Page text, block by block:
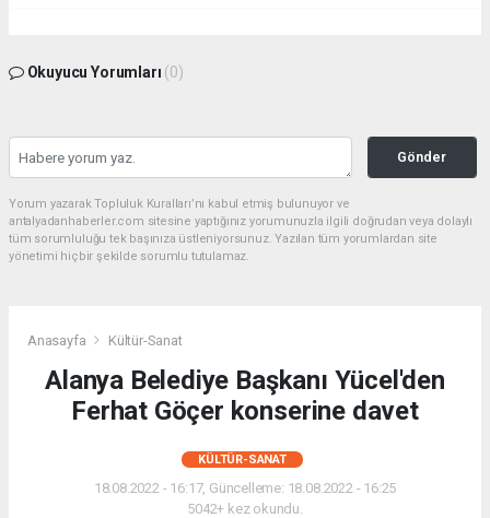
Okuyucu Yorumları (0)
Gönder
Yorum yazarak Topluluk Kuralları’nı kabul etmiş bulunuyor ve
antalyadanhaberler.com sitesine yaptığınız yorumunuzla ilgili doğrudan veya dolaylı
tüm sorumluluğu tek başınıza üstleniyorsunuz. Yazılan tüm yorumlardan site
yönetimi hiçbir şekilde sorumlu tutulamaz.
Anasayfa Kültür-Sanat
Alanya Belediye Başkanı Yücel'den
Ferhat Göçer konserine davet
KÜLTÜR-SANAT
18.08.2022 - 16:17, Güncelleme: 18.08.2022 - 16:25
5042+ kez okundu.